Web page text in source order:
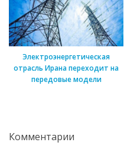
Электроэнергетическая
отрасль Ирана переходит на
передовые модели
Комментарии